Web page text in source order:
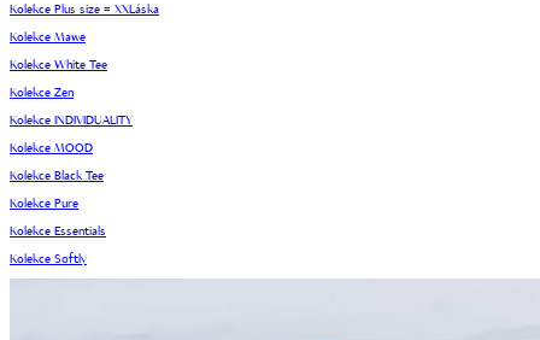
Kolekce Plus size = XXLáska
Kolekce Mawe
Kolekce White Tee
Kolekce Zen
Kolekce INDIVIDUALITY
Kolekce MOOD
Kolekce Black Tee
Kolekce Pure
Kolekce Essentials
Kolekce Softly